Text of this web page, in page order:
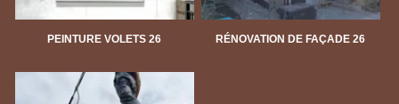
PEINTURE VOLETS 26 RÉNOVATION DE FAÇADE 26